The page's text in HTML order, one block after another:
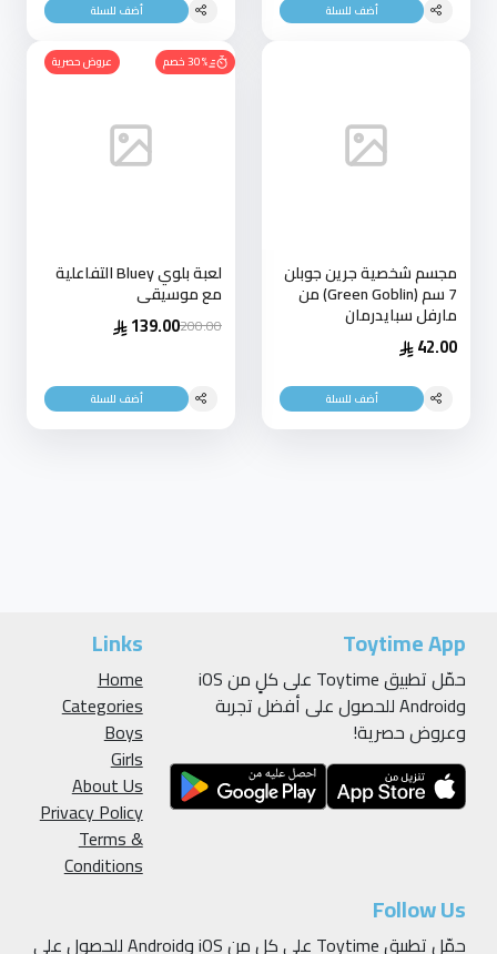
أضف للسلة أضف للسلة
مجسم شخصية جرين جوبلن
7 سم (Green Goblin) من
مارفل سبايدرمان
42.00
أضف للسلة
30% خصم عروض حصرية
لعبة بلوي Bluey التفاعلية
مع موسيقى
200.00
139.00
أضف للسلة
Toytime App
حمّل تطبيق Toytime على كلٍ من iOS
وAndroid للحصول على أفضل تجربة
وعروض حصرية!
Links
Home
Categories
Boys
Girls
About Us
Privacy Policy
Terms &
Conditions
Follow Us
حمّل تطبيق Toytime على كلٍ من iOS وAndroid للحصول على